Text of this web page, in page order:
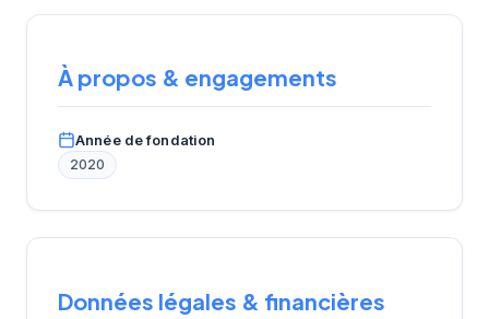
À propos & engagements
Année de fondation
2020
Données légales & financières